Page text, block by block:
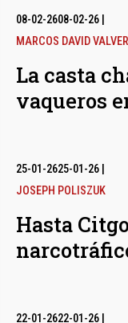
08-02-2608-02-26
MARCOS DAVID
La casta
vaqueros
25-01-2625-01-26
JOSEPH POLISZUK
Hasta
22-01-2622-01-26